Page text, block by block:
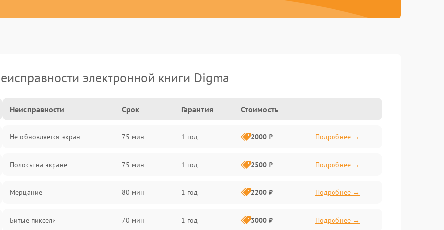
электронной книги Digma
Неисправности Срок Гарантия Стоимость
Не обновляется экран 75 мин 1 год 2000 ₽ Подробнее →
Полосы на экране 75 мин 1 год 2500 ₽ Подробнее →
Мерцание 80 мин 1 год 2200 ₽ Подробнее →
Битые пиксели 70 мин 1 год 3000 ₽ Подробнее →